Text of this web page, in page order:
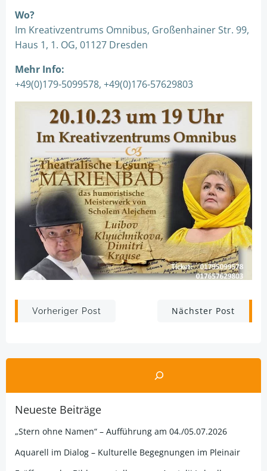
Wo?
Im Kreativzentrums Omnibus, Großenhainer Str. 99,
Haus 1, 1. OG, 01127 Dresden
Mehr Info:
+49(0)179-5099578, +49(0)176-57629803
Post
Vorheriger Post
PostNächster Post
Suchen
Neueste Beiträge
„Stern ohne Namen“ – Aufführung am 04./05.07.2026
Aquarell im Dialog – Kulturelle Begegnungen im Pleinair